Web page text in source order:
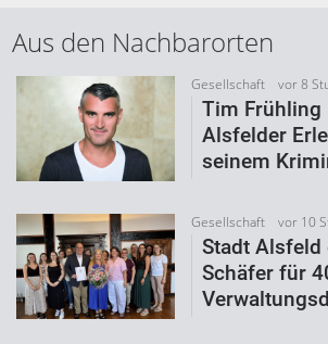
Aus den Nachbarorten
Gesellschaft vor 8
Tim Frühling
Alsfelder
seinem
Gesellschaft vor 10
Stadt Alsfeld
Schäfer für